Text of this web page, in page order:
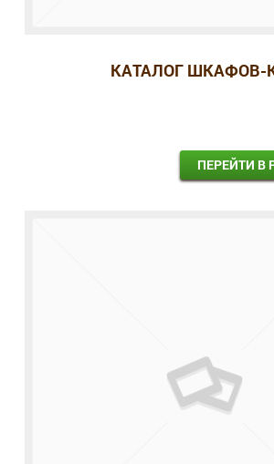
КАТАЛОГ ШКАФОВ-
ПЕРЕЙТИ В